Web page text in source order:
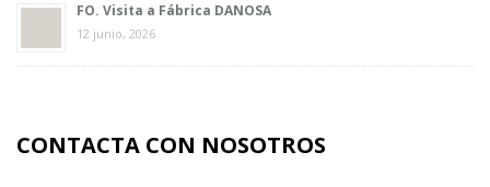
FO. Visita a Fábrica DANOSA
12 junio, 2026
CONTACTA CON NOSOTROS